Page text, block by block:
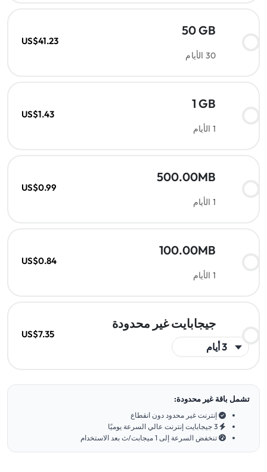
50 GB
30 الأيام
US$41.23
1 GB
1 الأيام
US$1.43
500.00MB
1 الأيام
US$0.99
100.00MB
1 الأيام
US$0.84
جيجابايت غير محدودة
US$7.35
تشمل باقة غير محدودة:
إنترنت غير محدود دون انقطاع
3 جيجابايت إنترنت عالي السرعة يوميًا
تنخفض السرعة إلى 1 ميجابت/ث بعد الاستخدام